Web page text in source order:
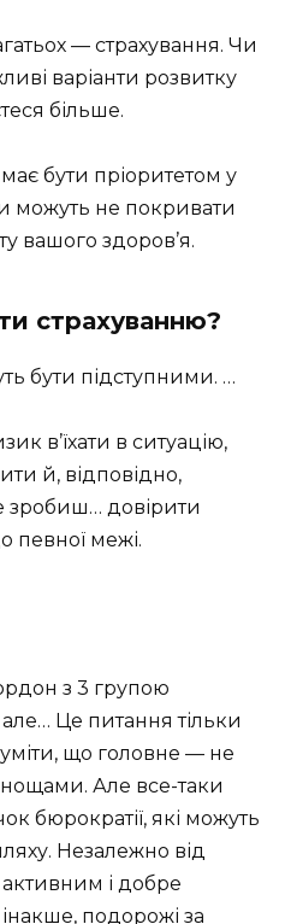
— страхування. Чи
варіанти розвитку
більше.
бути пріоритетом у
можуть не покривати
вашого здоров’я.
страхуванню?
бути підступними. …
в’їхати в ситуацію,
й, відповідно,
зробиш… довірити
межі.
з 3 групою
але… Це питання тільки
що головне — не
Але все-таки
бюрократії, які можуть
Незалежно від
активним і добре
подорожі за